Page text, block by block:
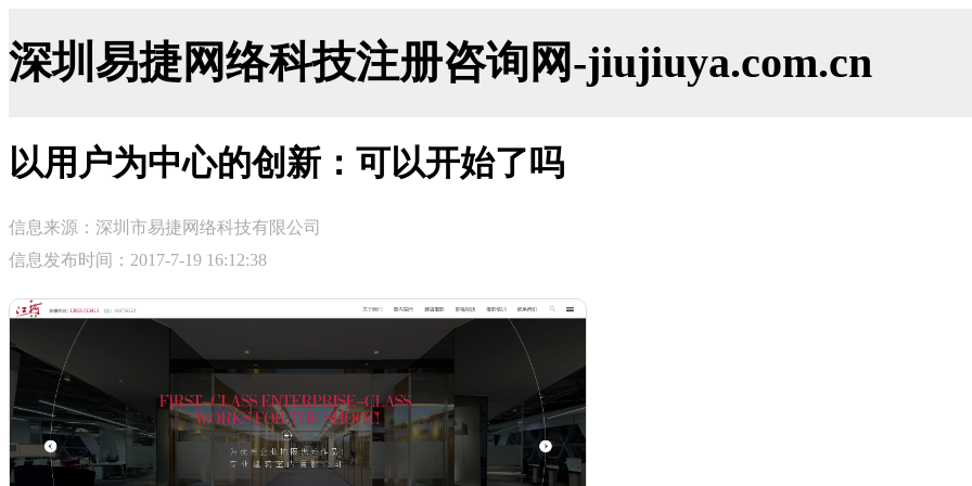
深圳易捷网络科技注册咨询网-jiujiuya.com.cn
以用户为中心的创新：可以开始了吗
信息来源：深圳市易捷网络科技有限公司
信息发布时间：2017-7-19 16:12:38